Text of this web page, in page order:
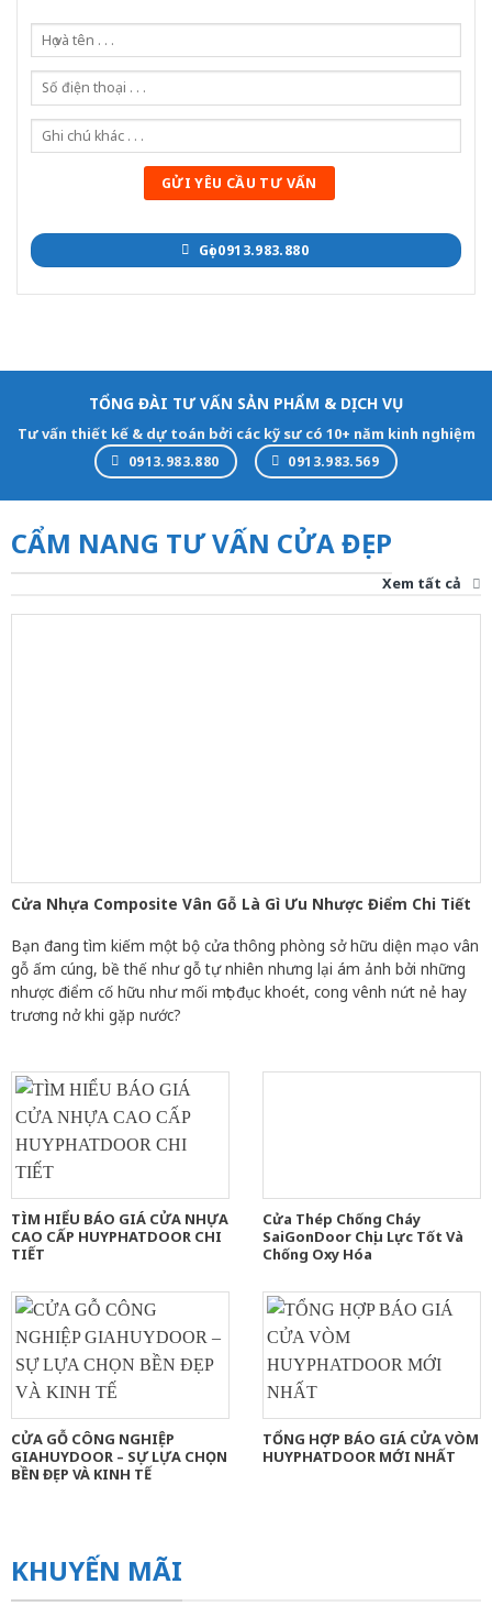
Gọi 0913.983.880
TỔNG ĐÀI TƯ VẤN SẢN PHẨM & DỊCH VỤ
Tư vấn thiết kế & dự toán bởi các kỹ sư có 10+ năm kinh nghiệm
0913.983.880 0913.983.569
CẨM NANG TƯ VẤN CỬA ĐẸP
Xem tất cả
Cửa Nhựa Composite Vân Gỗ Là Gì Ưu Nhược Điểm Chi Tiết
Bạn đang tìm kiếm một bộ cửa thông phòng sở hữu diện mạo vân
gỗ ấm cúng, bề thế như gỗ tự nhiên nhưng lại ám ảnh bởi những
nhược điểm cố hữu như mối mọt đục khoét, cong vênh nứt nẻ hay
trương nở khi gặp nước?
TÌM HIỂU BÁO GIÁ CỬA NHỰA
CAO CẤP HUYPHATDOOR CHI
TIẾT
Cửa Thép Chống Cháy
SaiGonDoor Chịu Lực Tốt Và
Chống Oxy Hóa
CỬA GỖ CÔNG NGHIỆP
GIAHUYDOOR – SỰ LỰA CHỌN
BỀN ĐẸP VÀ KINH TẾ
TỔNG HỢP BÁO GIÁ CỬA VÒM
HUYPHATDOOR MỚI NHẤT
KHUYẾN MÃI